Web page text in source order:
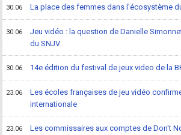
30.06 La place des femmes dans l'écosystème
30.06
Jeu vidéo : la question de Danielle
du SNJV
30.06 14e édition du festival de jeux video de la
23.06
Les écoles françaises de jeu vidéo
internationale
23.06
Les commissaires aux comptes de Don't